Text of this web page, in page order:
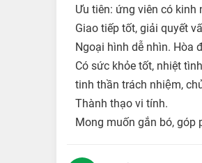
Ưu tiên: ứng viên có kinh
Giao tiếp tốt, giải quyết
Ngoại hình dễ nhìn. Hòa
Có sức khỏe tốt, nhiệt
tinh thần trách nhiệm,
Thành thạo vi tính.
Mong muốn gắn bó, góp